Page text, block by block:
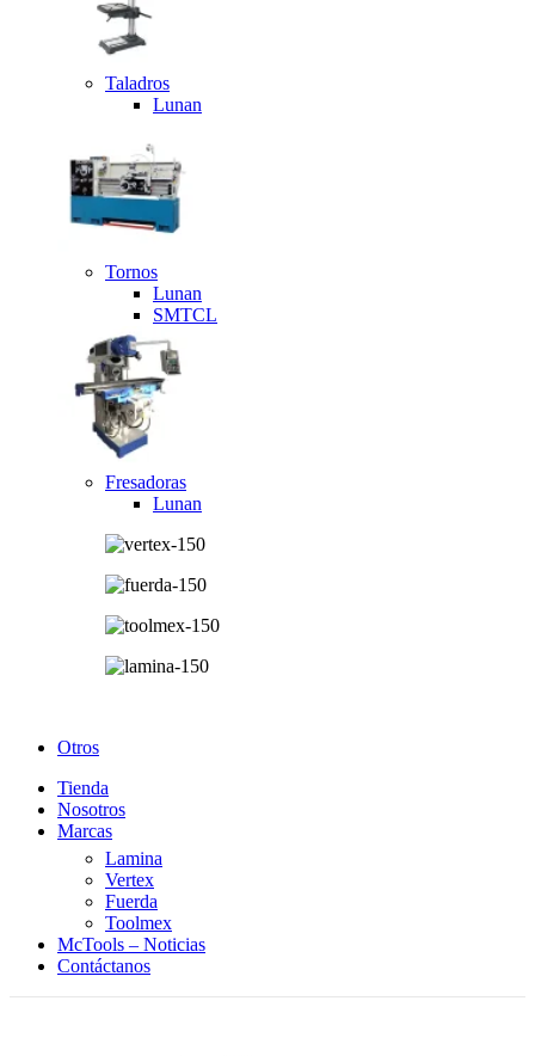
Taladros
Lunan
Tornos
Lunan
SMTCL
Fresadoras
Lunan
Otros
Tienda
Nosotros
Marcas
Lamina
Vertex
Fuerda
Toolmex
McTools – Noticias
Contáctanos